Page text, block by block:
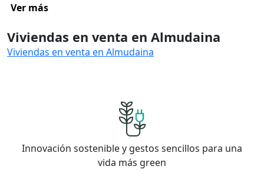
Ver más
Viviendas en venta en Almudaina
Viviendas en venta en Almudaina
Innovación sostenible y gestos sencillos para una
vida más green